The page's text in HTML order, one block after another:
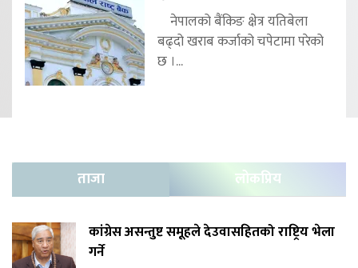
नेपालको बैंकिङ क्षेत्र यतिबेला
बढ्दो खराब कर्जाको चपेटामा परेको
छ ।...
ताजा लोकप्रिय
कांग्रेस असन्तुष्ट समूहले देउवासहितको राष्ट्रिय भेला
गर्ने